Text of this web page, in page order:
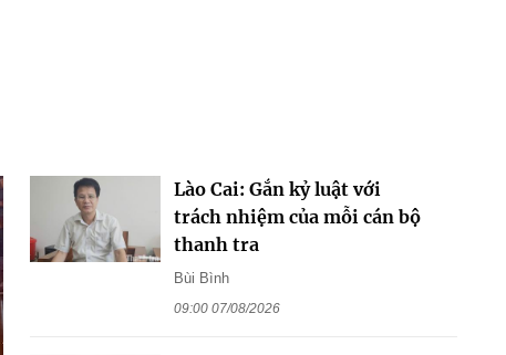
Lào Cai: Gắn kỷ luật với
trách nhiệm của mỗi cán bộ
thanh tra
Bùi Bình
09:00 07/08/2026